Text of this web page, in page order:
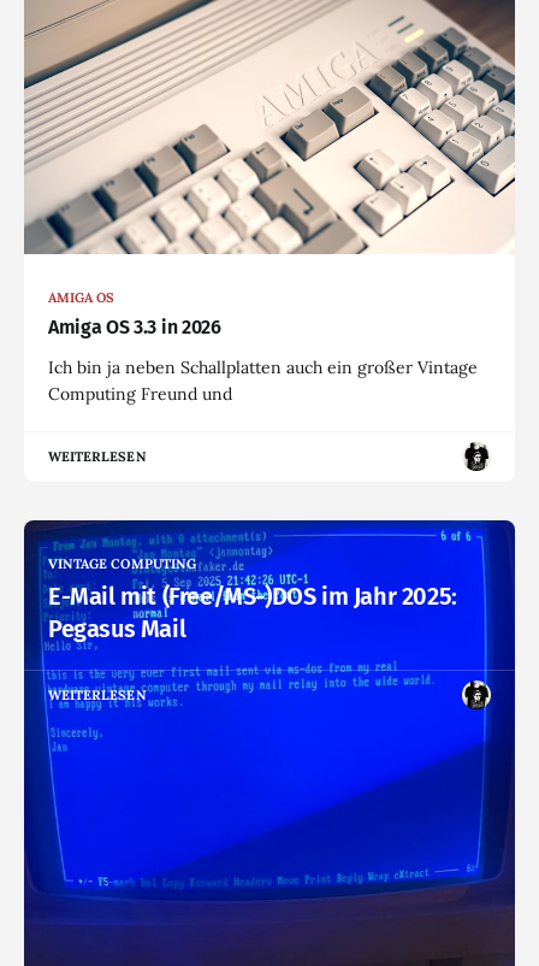
AMIGA OS
Amiga OS 3.3 in 2026
Ich bin ja neben Schallplatten auch ein großer Vintage
Computing Freund und
WEITERLESEN
VINTAGE COMPUTING
E-Mail mit (Free/MS-)DOS im Jahr 2025:
Pegasus Mail
WEITERLESEN